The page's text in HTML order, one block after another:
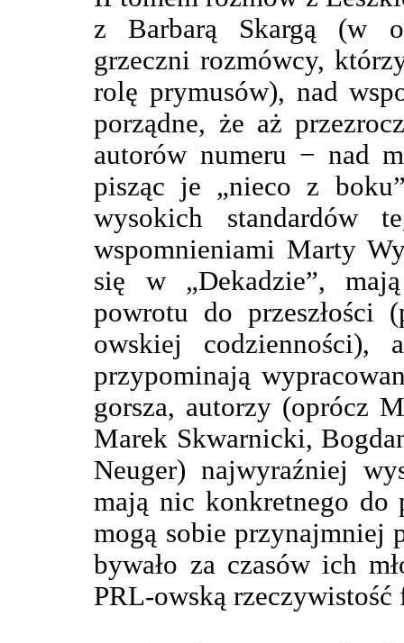
z Barbarą Skargą (w
grzeczni rozmówcy,
rolę prymusów), nad
porządne, że aż
autorów numeru − nad
pisząc je „nieco z
wysokich standardów
wspomnieniami Marty
się w „Dekadzie”,
powrotu do przeszłości
owskiej codzienności),
przypominają
gorsza, autorzy (oprócz
Marek Skwarnicki,
Neuger) najwyraźniej
mają nic konkretnego do
mogą sobie przynajmniej
bywało za czasów ich
PRL-owską rzeczywistość